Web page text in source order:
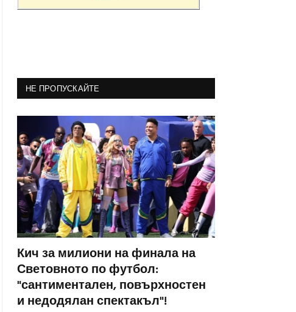
НЕ ПРОПУСКАЙТЕ
Кич за милиони на финала на
Световното по футбол:
"сантиментален, повърхностен
и недодялан спектакъл"!